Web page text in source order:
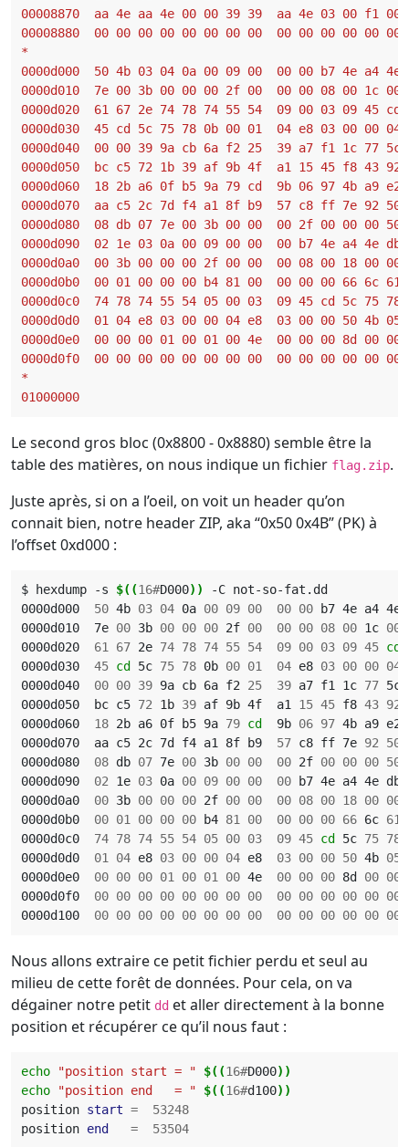
Le second gros bloc (0x8800 - 0x8880) semble être la
table des matières, on nous indique un fichier flag.zip.
Juste après, si on a l’oeil, on voit un header qu’on
connait bien, notre header ZIP, aka “0x50 0x4B” (PK) à
l’offset 0xd000 :
$ hexdump -s $((16#D000))
0000d000 50 4b 03 04 0a 00 09 00 00 00 b7 4e a4
0000d010  7e 00 3b 00 00 00 2f 00 00 00 08 00 1c 00
0000d020 61 67 2e 74 78 74 55 54 09 00 03 09 45 cd
0000d030 45 cd 5c 75 78 0b 00 01 04 e8 03 00 00 04
0000d040 00 00 39 9a cb 6a f2 25 39 a7 f1 1c 77 5c
0000d050  bc c5 72 1b 39 af 9b 4f  a1 15 45 f8 43 92
0000d060 18 2b a6 0f b5 9a 79 cd
  9b
06 97 4b a9
0000d070  aa c5 2c 7d f4 a1 8f b9 57 c8 ff 7e 92 50
0000d080 08 db 07 7e 00 3b 00 00 00 2f 00 00 00 50
0000d090 02 1e 03 0a 00 09 00 00 00 b7 4e a4 4e db
0000d0a0 00 3b 00 00 00 2f 00 00 00 08 00 18 00 00
0000d0b0 00 01 00 00 00 b4 81 00 00 00 00 66 6c 61
0000d0c0 74 78 74 55 54 05 00 03 09 45 cd 5c 75 78
0000d0d0 01 04 e8 03 00 00 04 e8 03 00 00 50 4b 05
0000d0e0 00 00 00 01 00 01 00 4e 00 00 00 8d 00 00
0000d0f0 00 00 00 00 00 00 00 00 00 00 00 00 00 00
0000d100 00 00 00 00 00 00 00 00 00 00 00 00 00 00
Nous allons extraire ce petit fichier perdu et seul au
milieu de cette forêt de données. Pour cela, on va
dégainer notre petit dd et aller directement à la bonne
position et récupérer ce qu’il nous faut :
echo "position start = " $((16#D000))
echo
"position end   = " $((16#d100))
position start =
53248
position end = 53504